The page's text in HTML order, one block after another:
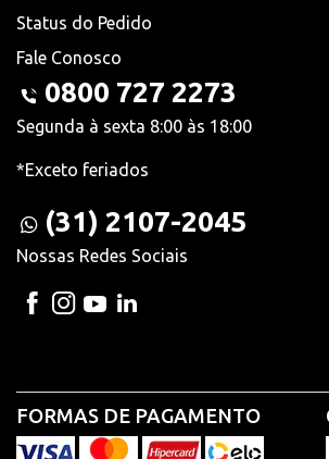
Status do Pedido
Fale Conosco
0800 727 2273
Segunda à sexta 8:00 às 18:00
*Exceto feriados
(31) 2107-2045
Nossas Redes Sociais
FORMAS DE PAGAMENTO